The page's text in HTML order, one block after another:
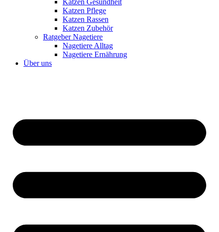
Katzen Pflege
Katzen Rassen
Katzen Zubehör
Ratgeber Nagetiere
Nagetiere Alltag
Nagetiere Ernährung
Über uns